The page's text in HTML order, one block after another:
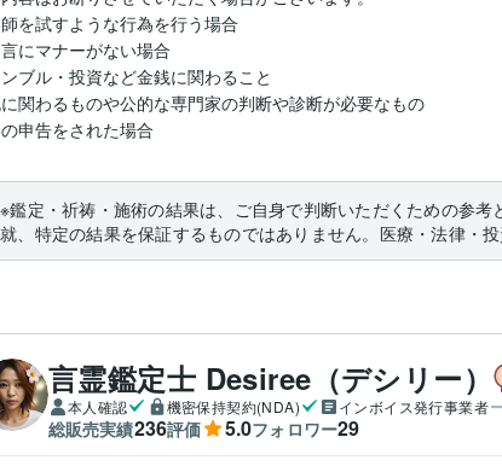
師を試すような行為を行う場合
言にマナーがない場合
ンブル・投資など金銭に関わること
に関わるものや公的な専門家の判断や診断が必要なもの
の申告をされた場合
※鑑定・祈祷・施術の結果は、ご自身で判断いただくための参
就、特定の結果を保証するものではありません。医療・法律・投
言霊鑑定士 Desiree（デシリー）
本人確認 機密保持契約(NDA) インボイス発行事業者
総販売実績236評価 5.0フォロワー29